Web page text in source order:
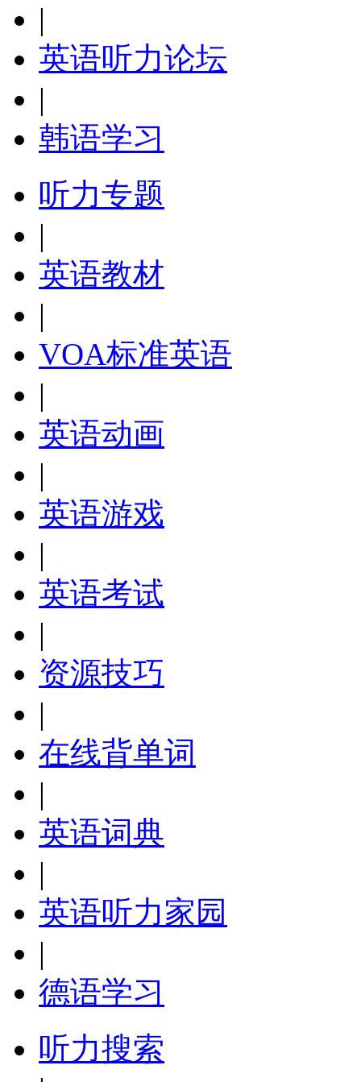
|
英语听力论坛
|
韩语学习
听力专题
|
英语教材
|
VOA标准英语
|
英语动画
|
英语游戏
|
英语考试
|
资源技巧
|
在线背单词
|
英语词典
|
英语听力家园
|
德语学习
听力搜索